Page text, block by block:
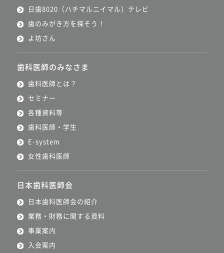
日歯8020（ハチマルニイマル）テレビ
歯のみがき方を探そう！
よ坊さん
歯科医師のみなさま
歯科医師とは？
セミナー
各種資料等
歯科医師・学生
E-system
女性歯科医師
日本歯科医師会
日本歯科医師会の紹介
業務・財務に関する資料
事業案内
入会案内